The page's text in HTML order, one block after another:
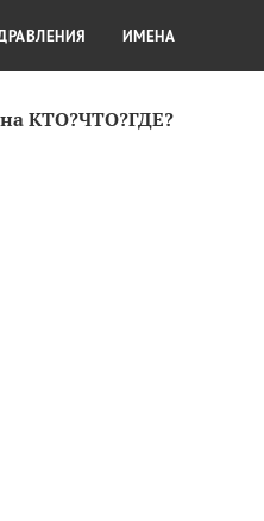
КТО?ЧТО?ГДЕ?
КРАСОТА ИМЕНА